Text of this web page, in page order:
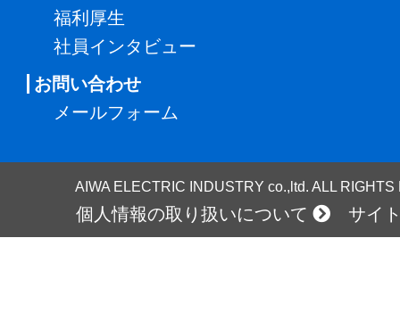
福利厚生
社員インタビュー
お問い合わせ
メールフォーム
AIWA ELECTRIC INDUSTRY co.,ltd. ALL
個人情報の取り扱いについて サイ